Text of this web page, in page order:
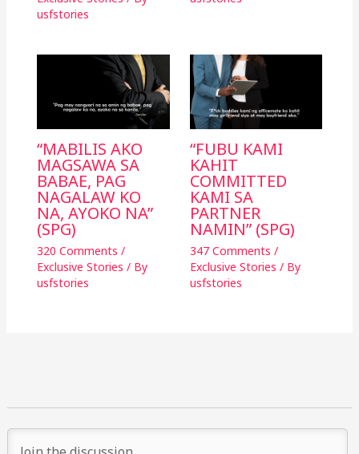
usfstories
“MABILIS AKO
MAGSAWA SA
BABAE, PAG
NAGALAW KO
NA, AYOKO NA”
(SPG)
320 Comments /
Exclusive Stories / By
usfstories
“FUBU KAMI
KAHIT
COMMITTED
KAMI SA
PARTNER
NAMIN” (SPG)
347 Comments /
Exclusive Stories / By
usfstories